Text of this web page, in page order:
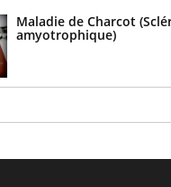
Maladie de Charcot
amyotrophique)